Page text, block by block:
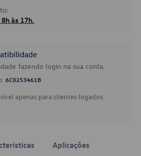
às 17h.
fazendo login na sua conta.
6C0253461B
apenas para clientes logados.
Aplicações